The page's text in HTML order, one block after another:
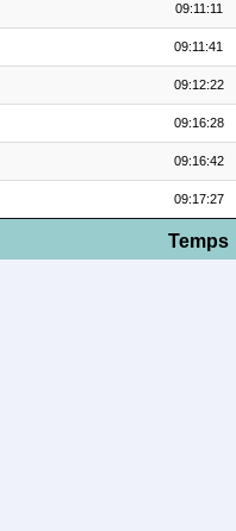
Temps
09:11:11
09:11:41
09:12:22
09:16:28
09:16:42
09:17:27